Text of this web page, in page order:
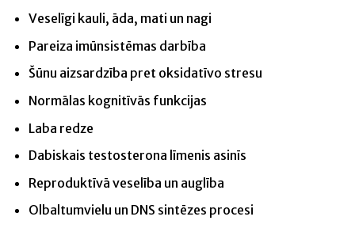
Veselīgi kauli, āda, mati un nagi
Pareiza imūnsistēmas darbība
Šūnu aizsardzība pret oksidatīvo stresu
Normālas kognitīvās funkcijas
Laba redze
Dabiskais testosterona līmenis asinīs
Reproduktīvā veselība un auglība
Olbaltumvielu un DNS sintēzes procesi